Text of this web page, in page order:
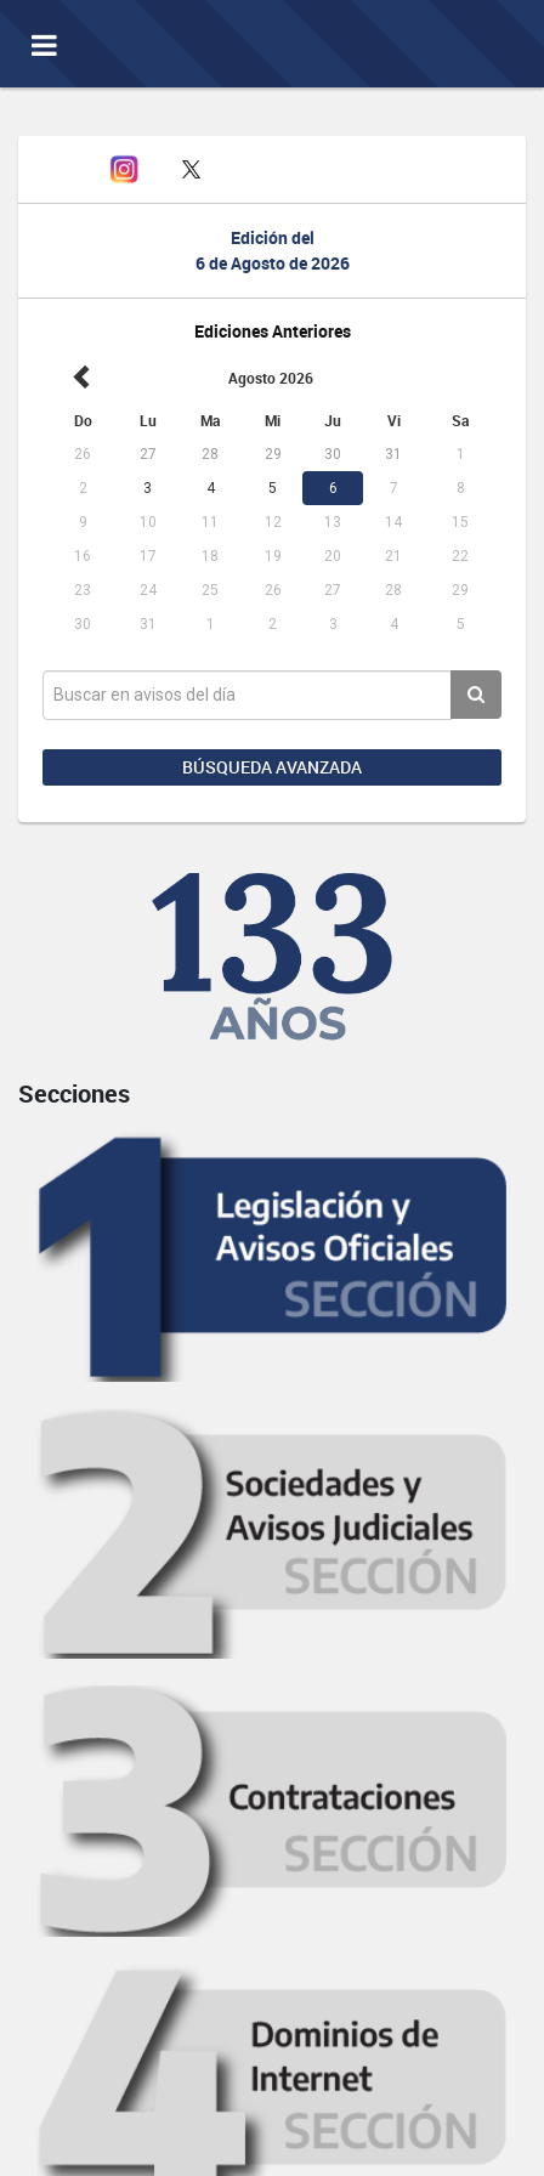
Toggle
navigation
Edición del
6 de Agosto de 2026
Ediciones Anteriores
Agosto 2026
Do Lu Ma Mi Ju Vi Sa
26 27 28 29 30 31
1
2
3 4 5 6 7
8
9
10 11 12 13 14
15
16
17 18 19 20 21
22
23
24 25 26 27 28
29
30
31 1 2 3 4 5
BÚSQUEDA AVANZADA
Secciones